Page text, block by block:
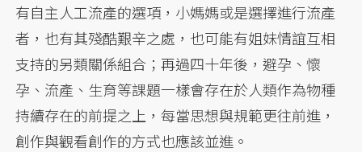
有自主人工流產的選項，小媽媽或是選擇進行流產
者，也有其殘酷艱辛之處，也可能有姐妹情誼互相
支持的另類關係組合；再過四十年後，避孕、懷
孕、流產、生育等課題一樣會存在於人類作為物種
持續存在的前提之上，每當思想與規範更往前進，
創作與觀看創作的方式也應該並進。